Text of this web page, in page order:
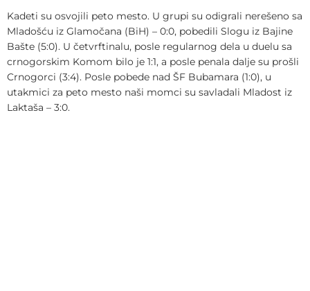
Kadeti su osvojili peto mesto. U grupi su odigrali nerešeno sa
Mladošću iz Glamočana (BiH) – 0:0, pobedili Slogu iz Bajine
Bašte (5:0). U četvrftinalu, posle regularnog dela u duelu sa
crnogorskim Komom bilo je 1:1, a posle penala dalje su prošli
Crnogorci (3:4). Posle pobede nad ŠF Bubamara (1:0), u
utakmici za peto mesto naši momci su savladali Mladost iz
Laktaša – 3:0.